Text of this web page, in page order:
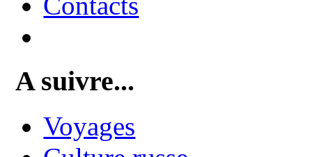
A suivre...
Voyages